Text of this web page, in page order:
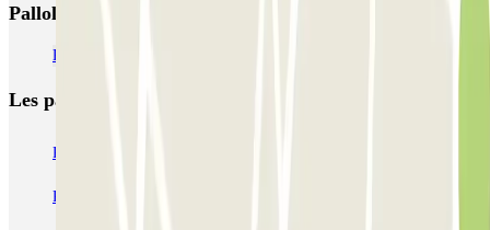
Pallol
Parkings à l'Aéroport de Reus (REU)
Les parkings les
Parking Paris
Parking Charles de Gaulle - Roissy Aeroport